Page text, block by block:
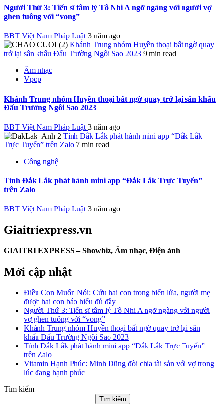
Người Thứ 3: Tiến sĩ tâm lý Tô Nhi A ngỡ ngàng với người vợ
ghen tuông với “vong”
BBT Việt Nam Pháp Luật3 năm ago
Khánh Trung nhóm Huyền thoại bất ngờ quay
trở lại sân khấu Đấu Trường Ngôi Sao 2023 9 min read
Âm nhạc
Vpop
Khánh Trung nhóm Huyền thoại bất ngờ quay trở lại sân khấu
Đấu Trường Ngôi Sao 2023
BBT Việt Nam Pháp Luật 3 năm ago
Tỉnh Đắk Lắk phát hành mini app “Đắk Lắk
Trực Tuyến” trên Zalo 7 min read
Công nghệ
Tỉnh Đắk Lắk phát hành mini app “Đắk Lắk Trực Tuyến”
trên Zalo
BBT Việt Nam Pháp Luật3 năm ago
Giaitriexpress.vn
GIAITRI EXPRESS – Showbiz, Âm nhạc, Điện ảnh
Mới cập nhật
Điều Con Muốn Nói: Cứu hai con trong biển lửa, người mẹ
được hai con báo hiếu đủ đầy
Người Thứ 3: Tiến sĩ tâm lý Tô Nhi A ngỡ ngàng với người
vợ ghen tuông với “vong”
Khánh Trung nhóm Huyền thoại bất ngờ quay trở lại sân
khấu Đấu Trường Ngôi Sao 2023
Tỉnh Đắk Lắk phát hành mini app “Đắk Lắk Trực Tuyến”
trên Zalo
Vitamin Hạnh Phúc: Minh Dũng đòi chia tài sản với vợ trong
lúc đang hạnh phúc
Tìm kiếm
Tìm kiếm